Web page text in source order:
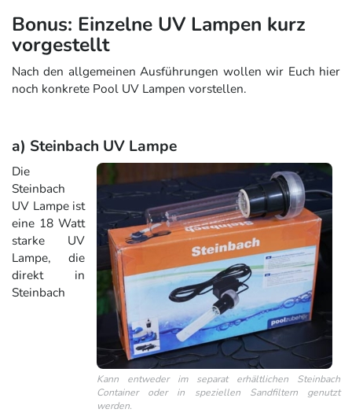
Bonus: Einzelne UV Lampen kurz
vorgestellt
Nach den allgemeinen Ausführungen wollen wir Euch hier
noch konkrete Pool UV Lampen vorstellen.
a) Steinbach UV Lampe
Kann entweder im separat erhältlichen Steinbach
Container oder in speziellen Sandfiltern genutzt
werden.
Die
Steinbach
UV Lampe ist
eine 18 Watt
starke UV
Lampe, die
direkt in
Steinbach